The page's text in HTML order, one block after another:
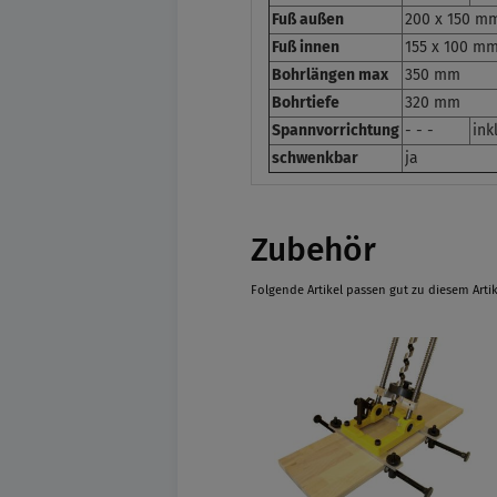
Fuß außen
200 x 150
Fuß innen
155 x 100 mm
Bohrlängen max
350 mm
Bohrtiefe
320 mm
Spannvorrichtung - - -
schwenkbar
ja
Zubehör
Folgende Artikel passen gut zu diesem